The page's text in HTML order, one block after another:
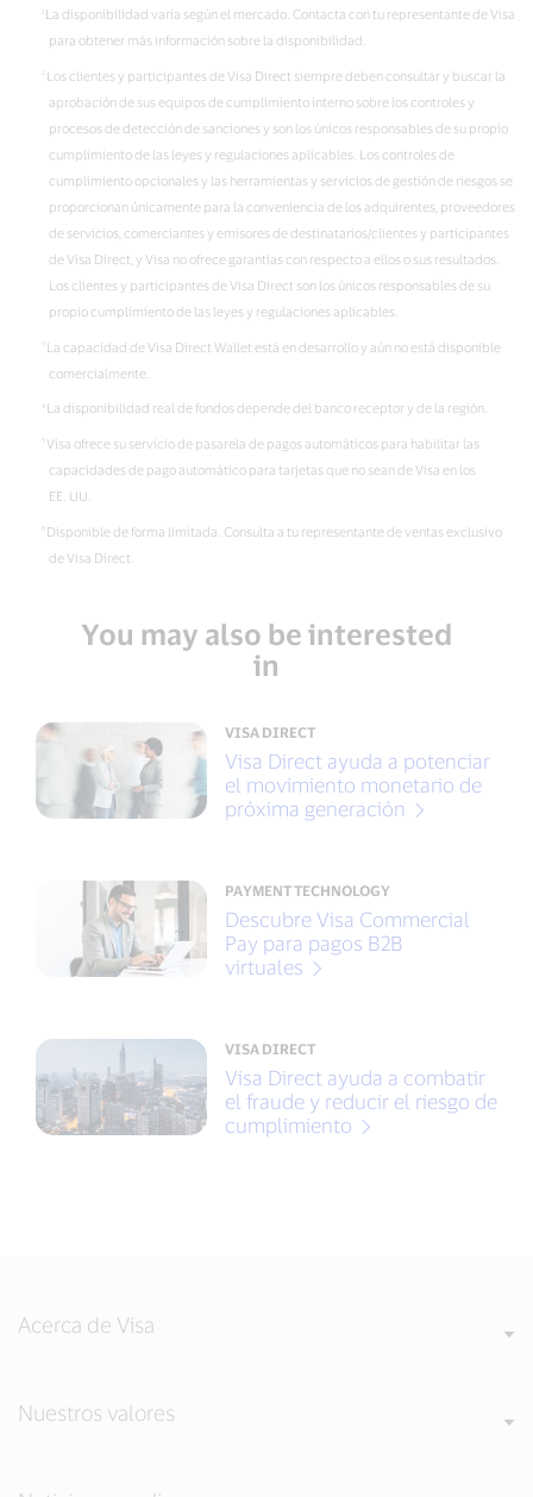
La disponibilidad varía según el mercado. Contacta con tu representante de Visa
para obtener más información sobre la disponibilidad.
Los clientes y participantes de Visa Direct siempre deben consultar y buscar la
aprobación de sus equipos de cumplimiento interno sobre los controles y
procesos de detección de sanciones y son los únicos responsables de su propio
cumplimiento de las leyes y regulaciones aplicables. Los controles de
cumplimiento opcionales y las herramientas y servicios de gestión de riesgos se
proporcionan únicamente para la conveniencia de los adquirentes, proveedores
de servicios, comerciantes y emisores de destinatarios/clientes y participantes
de Visa Direct, y Visa no ofrece garantías con respecto a ellos o sus resultados.
Los clientes y participantes de Visa Direct son los únicos responsables de su
propio cumplimiento de las leyes y regulaciones aplicables.
La capacidad de Visa Direct Wallet está en desarrollo y aún no está disponible
comercialmente.
La disponibilidad real de fondos depende del banco receptor y de la región.
Visa ofrece su servicio de pasarela de pagos automáticos para habilitar las
capacidades de pago automático para tarjetas que no sean de Visa en los
EE. UU.
Disponible de forma limitada. Consulta a tu representante de ventas exclusivo
de Visa Direct.
You may also be interested
in
VISA DIRECT
Visa Direct ayuda a potenciar
el movimiento monetario de
próxima generación
PAYMENT TECHNOLOGY
Descubre Visa Commercial
Pay para pagos B2B
virtuales
VISA DIRECT
Visa Direct ayuda a combatir
el fraude y reducir el riesgo de
cumplimiento
Acerca de Visa
Nuestros valores